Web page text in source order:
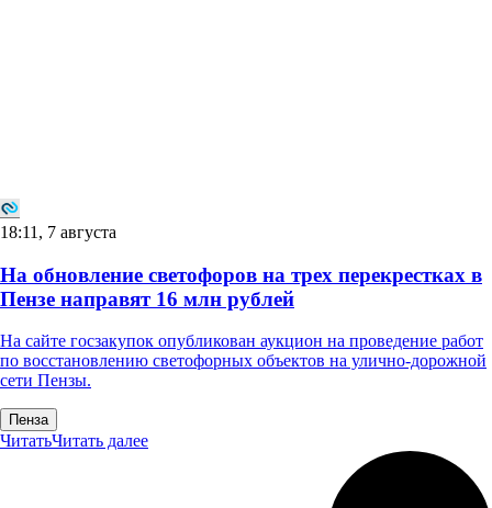
18:11, 7 августа
На обновление светофоров на трех перекрестках в
Пензе направят 16 млн рублей
На сайте госзакупок опубликован аукцион на проведение работ
по восстановлению светофорных объектов на улично-дорожной
сети Пензы.
Пенза
ЧитатьЧитать далее